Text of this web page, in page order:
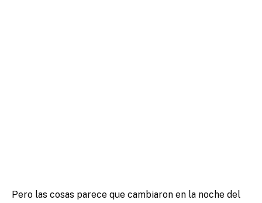
Pero las cosas parece que cambiaron en la noche del